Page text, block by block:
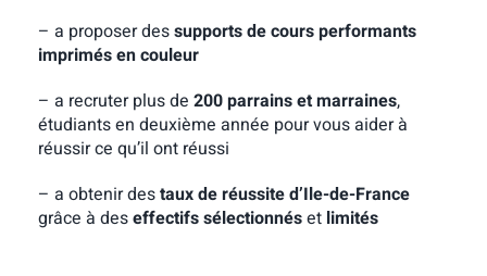
– a proposer dessupports de cours performants
imprimés en couleur
– a recruter plus de 200 parrains et marraines,
étudiants en deuxième année pour vous aider à
réussir ce qu’il ont réussi
– a obtenir destaux de réussite d’Ile-de-France
grâce à deseffectifs sélectionnéset limités